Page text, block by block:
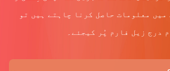
معلومات حاصل کرنا چاہتے ہیں تو
درج زیل فارم پُر کیجئے۔